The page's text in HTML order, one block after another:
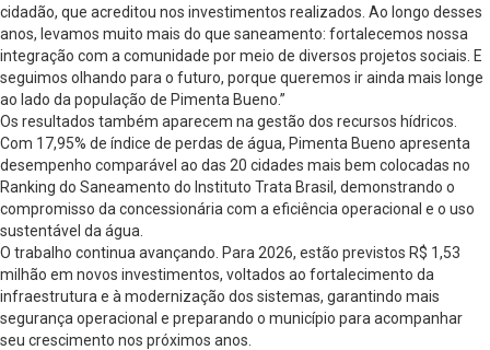
cidadão, que acreditou nos investimentos realizados. Ao longo desses
anos, levamos muito mais do que saneamento: fortalecemos nossa
integração com a comunidade por meio de diversos projetos sociais. E
seguimos olhando para o futuro, porque queremos ir ainda mais longe
ao lado da população de Pimenta Bueno.”
Os resultados também aparecem na gestão dos recursos hídricos.
Com 17,95% de índice de perdas de água, Pimenta Bueno apresenta
desempenho comparável ao das 20 cidades mais bem colocadas no
Ranking do Saneamento do Instituto Trata Brasil, demonstrando o
compromisso da concessionária com a eficiência operacional e o uso
sustentável da água.
O trabalho continua avançando. Para 2026, estão previstos R$ 1,53
milhão em novos investimentos, voltados ao fortalecimento da
infraestrutura e à modernização dos sistemas, garantindo mais
segurança operacional e preparando o município para acompanhar
seu crescimento nos próximos anos.